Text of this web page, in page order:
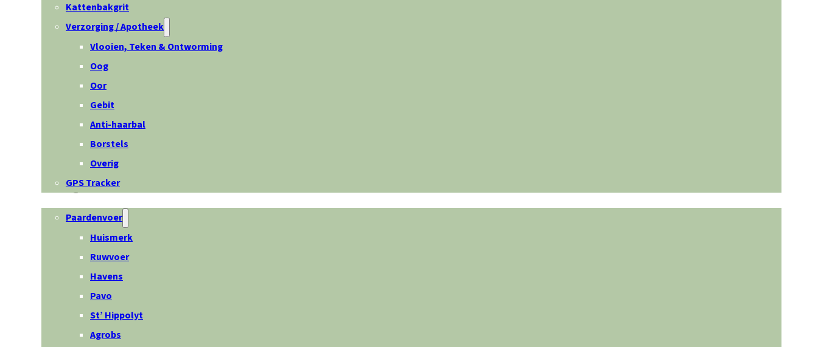
Kattenbakgrit
Verzorging / Apotheek
Vlooien, Teken & Ontworming
Oog
Oor
Gebit
Anti-haarbal
Borstels
Overig
GPS Tracker
Paard
Paardenvoer
Huismerk
Ruwvoer
Havens
Pavo
St’ Hippolyt
Agrobs